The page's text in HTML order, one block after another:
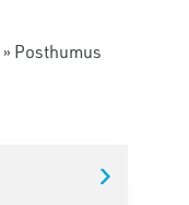
» Posthumus